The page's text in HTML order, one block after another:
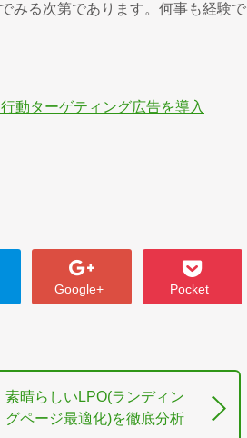
みる次第であります。何事も経験で
動ターゲティング広告を導入
Google+ Pocket
素晴らしいLPO(ランディン
グページ最適化)を徹底分析